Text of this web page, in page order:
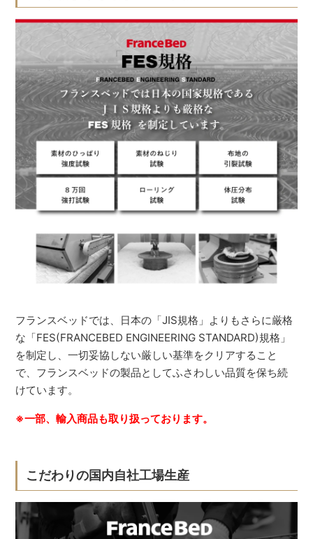
フランスベッドでは、日本の「JIS規格」よりもさらに厳格
な「FES(FRANCEBED ENGINEERING STANDARD)規格」
を制定し、一切妥協しない厳しい基準をクリアすること
で、フランスベッドの製品としてふさわしい品質を保ち続
けています。
※一部、輸入商品も取り扱っております。
こだわりの国内自社工場生産